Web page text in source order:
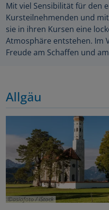
Mit viel Sensibilität für den
Kursteilnehmenden und
sie in ihren Kursen eine
Atmosphäre entstehen. Im
Freude am Schaffen und
Allgäu
asiafoto / iStock